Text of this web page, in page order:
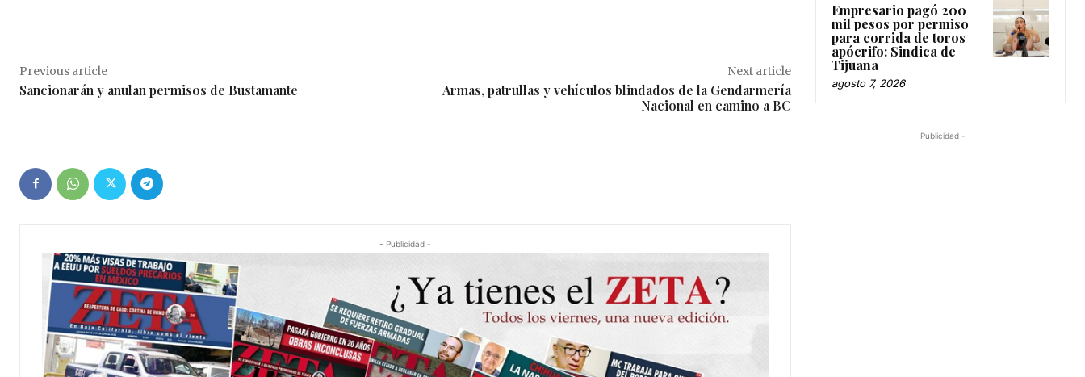
Previous article
Sancionarán y anulan permisos de Bustamante
Next article
Armas, patrullas y vehículos blindados de la Gendarmería
Nacional en camino a BC
- Publicidad -
Empresario pagó 200
mil pesos por permiso
para corrida de toros
apócrifo: Sindica de
Tijuana
agosto 7, 2026
-Publicidad -